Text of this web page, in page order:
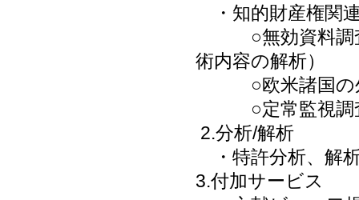
・知的財産権関
○無効資料調査
術内容の解析）
○欧米諸国の外
○定常監視調査
2.分析/解析
・特許分析、解
3.付加サービス